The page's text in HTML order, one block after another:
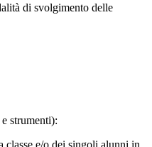
di svolgimento delle
strumenti):
classe e/o dei singoli alunni in